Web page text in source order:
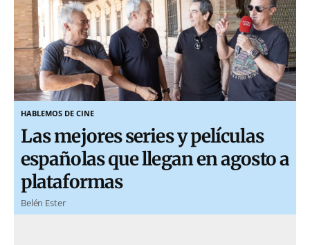
HABLEMOS DE CINE
Las mejores series y películas
españolas que llegan en agosto a
plataformas
Belén Ester